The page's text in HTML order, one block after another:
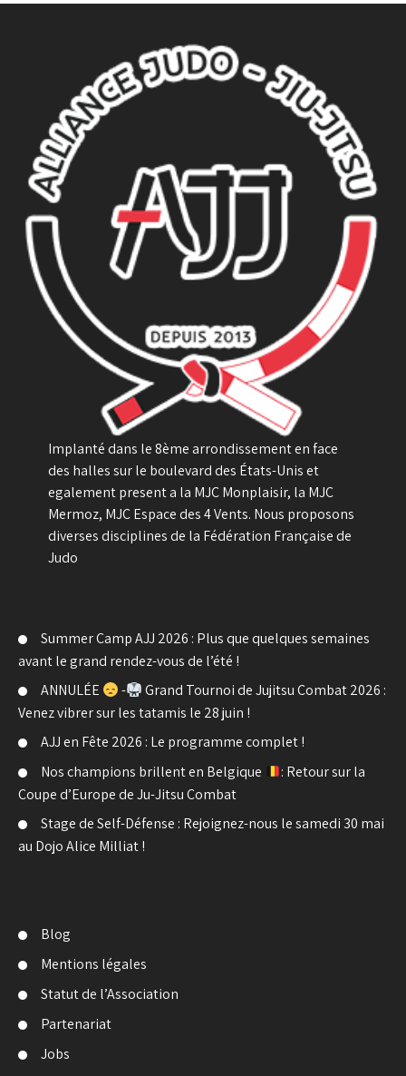
Implanté dans le 8ème arrondissement en face
des halles sur le boulevard des États-Unis et
egalement present a la MJC Monplaisir, la MJC
Mermoz, MJC Espace des 4 Vents. Nous proposons
diverses disciplines de la Fédération Française de
Judo
Summer Camp AJJ 2026 : Plus que quelques semaines
avant le grand rendez-vous de l’été !
ANNULÉE
-
Grand Tournoi de Jujitsu Combat 2026 :
Venez vibrer sur les tatamis le 28 juin !
AJJ en Fête 2026 : Le programme complet !
Nos champions brillent en Belgique
: Retour sur la
Coupe d’Europe de Ju-Jitsu Combat
Stage de Self-Défense : Rejoignez-nous le samedi 30 mai
au Dojo Alice Milliat !
Blog
Mentions légales
Statut de l’Association
Partenariat
Jobs